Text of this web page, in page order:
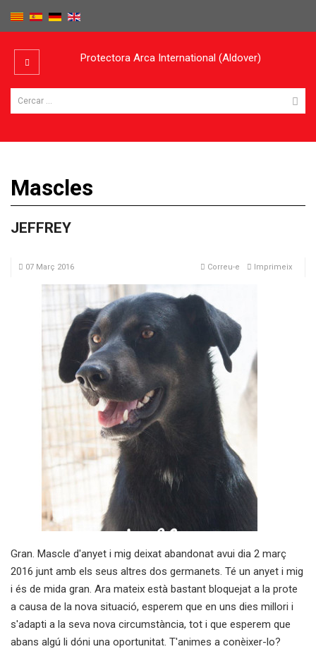
Protectora Arca International (Aldover)
Mascles
JEFFREY
07 Març 2016 Imprimeix
Correu-e
Gran. Mascle d'anyet i mig deixat abandonat avui dia 2 març
2016 junt amb els seus altres dos germanets. Té un anyet i mig
i és de mida gran. Ara mateix està bastant bloquejat a la prote
a causa de la nova situació, esperem que en uns dies millori i
s'adapti a la seva nova circumstància, tot i que esperem que
abans algú li dóni una oportunitat. T'animes a conèixer-lo?